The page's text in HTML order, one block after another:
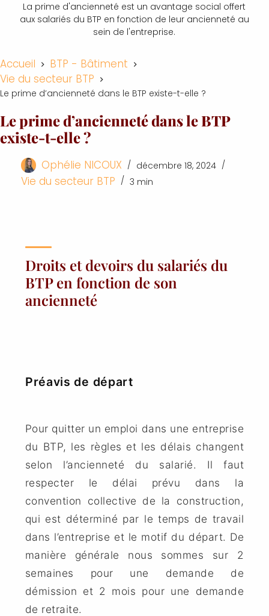
La prime d'ancienneté est un avantage social offert
aux salariés du BTP en fonction de leur ancienneté au
sein de l'entreprise.
Accueil
BTP - Bâtiment
Vie du secteur BTP
Le prime d’ancienneté dans le BTP existe-t-elle ?
Le prime d’ancienneté dans le BTP
existe-t-elle ?
Ophélie NICOUX décembre 18, 2024
Vie du secteur BTP 3 min
Droits et devoirs du salariés du
BTP en fonction de son
ancienneté
Préavis de départ
Pour quitter un emploi dans une entreprise
du BTP, les règles et les délais changent
selon l’ancienneté du salarié. Il faut
respecter le délai prévu dans la
convention collective de la construction,
qui est déterminé par le temps de travail
dans l’entreprise et le motif du départ. De
manière générale nous sommes sur 2
semaines pour une demande de
démission et 2 mois pour une demande
de retraite.